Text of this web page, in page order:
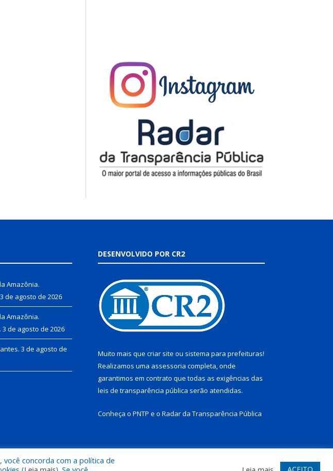
Amazônia.
3 de agosto de 2026
Amazônia.
3 de agosto de 2026
3 de agosto de
DESENVOLVIDO POR CR2
Muito mais que criar site ou sistema para prefeituras!
Realizamos uma assessoria completa, onde
garantimos em contrato que todas as exigências das
leis de transparência pública serão atendidas.
Conheça o PNTP e o Radar da Transparência Pública
Mapa do Site Acessar Webmail
concorda com a política de
ACEITO